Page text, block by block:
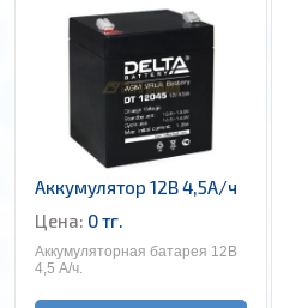
Аккумулятор 12В 4,5А/ч
Цена: 0 тг.
Аккумуляторная батарея 12В
4,5 А/ч.